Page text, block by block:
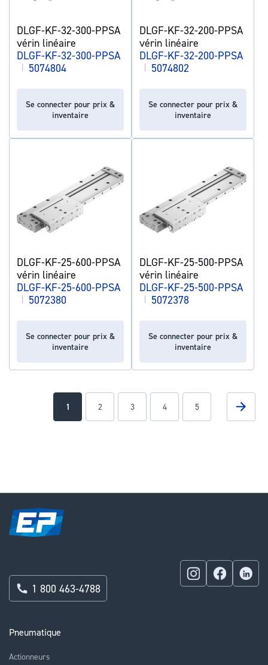
DLGF-KF-32-300-PPSA
vérin linéaire
DLGF-KF-32-300-PPSA
| 5074804
Se connecter pour prix &
inventaire
DLGF-KF-32-200-PPSA
vérin linéaire
DLGF-KF-32-200-PPSA
| 5074802
Se connecter pour prix &
inventaire
DLGF-KF-25-600-PPSA
vérin linéaire
DLGF-KF-25-600-PPSA
| 5072380
Se connecter pour prix &
inventaire
DLGF-KF-25-500-PPSA
vérin linéaire
DLGF-KF-25-500-PPSA
| 5072378
Se connecter pour prix &
inventaire
You're
1 Page
2 Page
3 Page
4 Page
5 Page
Pneumatique
Actionneurs
1 800 463-4788